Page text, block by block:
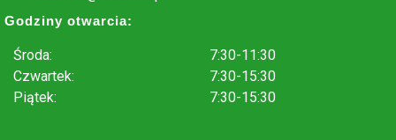
Godziny otwarcia:
Środa:
Czwartek:
Piątek:
7:30-11:30
7:30-15:30
7:30-15:30